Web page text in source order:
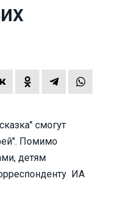
смогут
Помимо
детям
ИА